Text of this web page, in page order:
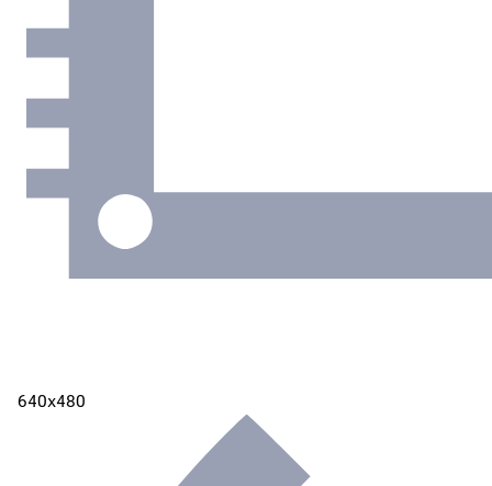
640х480